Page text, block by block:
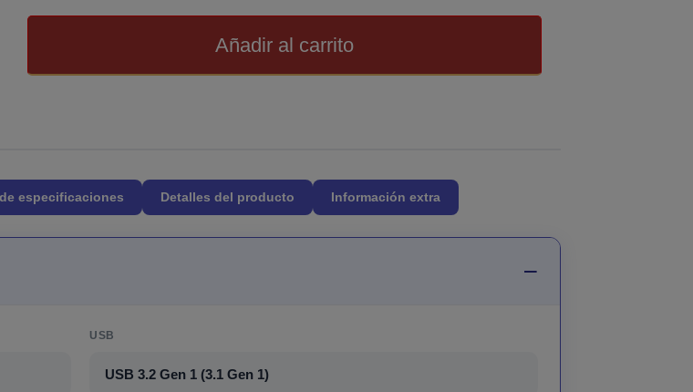
Añadir al carrito
especificaciones Detalles del producto Información extra
USB
USB 3.2 Gen 1 (3.1 Gen 1)